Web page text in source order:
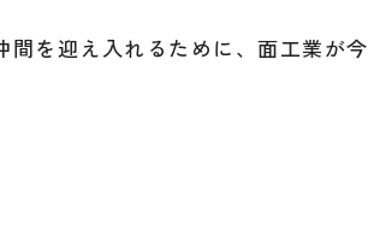
を迎え入れるために、面工業が今